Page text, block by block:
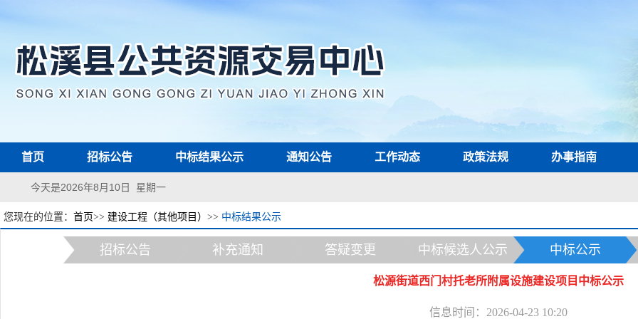
首页 招标公告 中标结果公示 通知公告 工作动态 政策法规 办事指南
今天是2026年8月10日 星期一
您现在的位置： 首页>> 建设工程（其他项目） >> 中标结果公示
招标公告 补充通知 答疑变更 中标候选人公示 中标公示
松源街道西门村托老所附属设施建设项目中标公示
信息时间：2026-04-23 10:20